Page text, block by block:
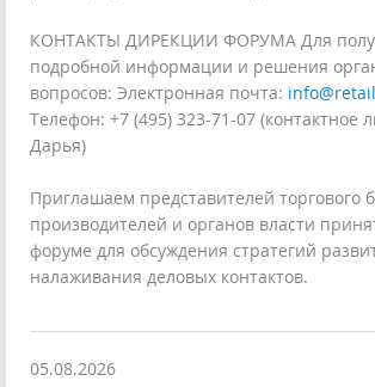
КОНТАКТЫ ДИРЕКЦИИ ФОРУМА Для
подробной информации и решения
вопросов: Электронная почта:
Телефон: +7 (495) 323-71-07 (контактное
Дарья)
Приглашаем представителей торгового
производителей и органов власти
форуме для обсуждения стратегий
налаживания деловых контактов.
05.08.2026